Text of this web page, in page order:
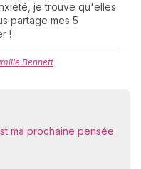
je trouve qu'elles
partage mes 5
!
Bennett
ma prochaine pensée